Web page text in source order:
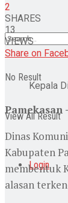
No Result
View All Result
Login
2
SHARES
13
VIEWS
Share on
Kepala
Pamekasan
Dinas
Kabupaten
membentuk
alasan